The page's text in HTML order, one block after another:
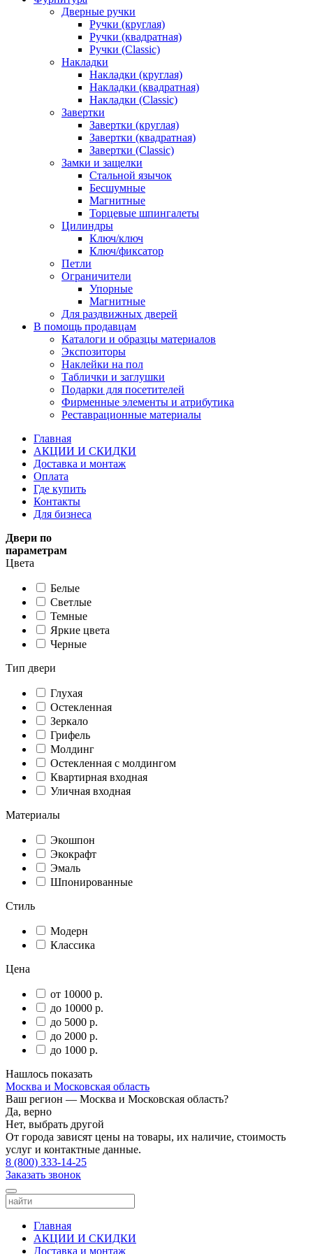
Дверные ручки
Ручки (круглая)
Ручки (квадратная)
Ручки (Classic)
Накладки
Накладки (круглая)
Накладки (квадратная)
Накладки (Classic)
Завертки
Завертки (круглая)
Завертки (квадратная)
Завертки (Classic)
Замки и защелки
Стальной язычок
Бесшумные
Магнитные
Торцевые шпингалеты
Цилиндры
Ключ/ключ
Ключ/фиксатор
Петли
Ограничители
Упорные
Магнитные
Для раздвижных дверей
В помощь продавцам
Каталоги и образцы материалов
Экспозиторы
Наклейки на пол
Таблички и заглушки
Подарки для посетителей
Фирменные элементы и атрибутика
Реставрационные материалы
Главная
АКЦИИ И СКИДКИ
Доставка и монтаж
Оплата
Где купить
Контакты
Для бизнеса
Двери по
параметрам
Цвета
Белые
Светлые
Темные
Яркие цвета
Черные
Тип двери
Глухая
Остекленная
Зеркало
Грифель
Молдинг
Остекленная с молдингом
Квартирная входная
Уличная входная
Материалы
Экошпон
Экокрафт
Эмаль
Шпонированные
Стиль
Модерн
Классика
Цена
от 10000 р.
до 10000 р.
до 5000 р.
до 2000 р.
до 1000 р.
Нашлось показать
Москва и Московская область
Ваш регион — Москва и Московская область?
Да, верно
Нет, выбрать другой
От города зависят цены на товары, их наличие, стоимость
услуг и контактные данные.
8 (800) 333-14-25
Заказать звонок
Главная
АКЦИИ И СКИДКИ
Доставка и монтаж